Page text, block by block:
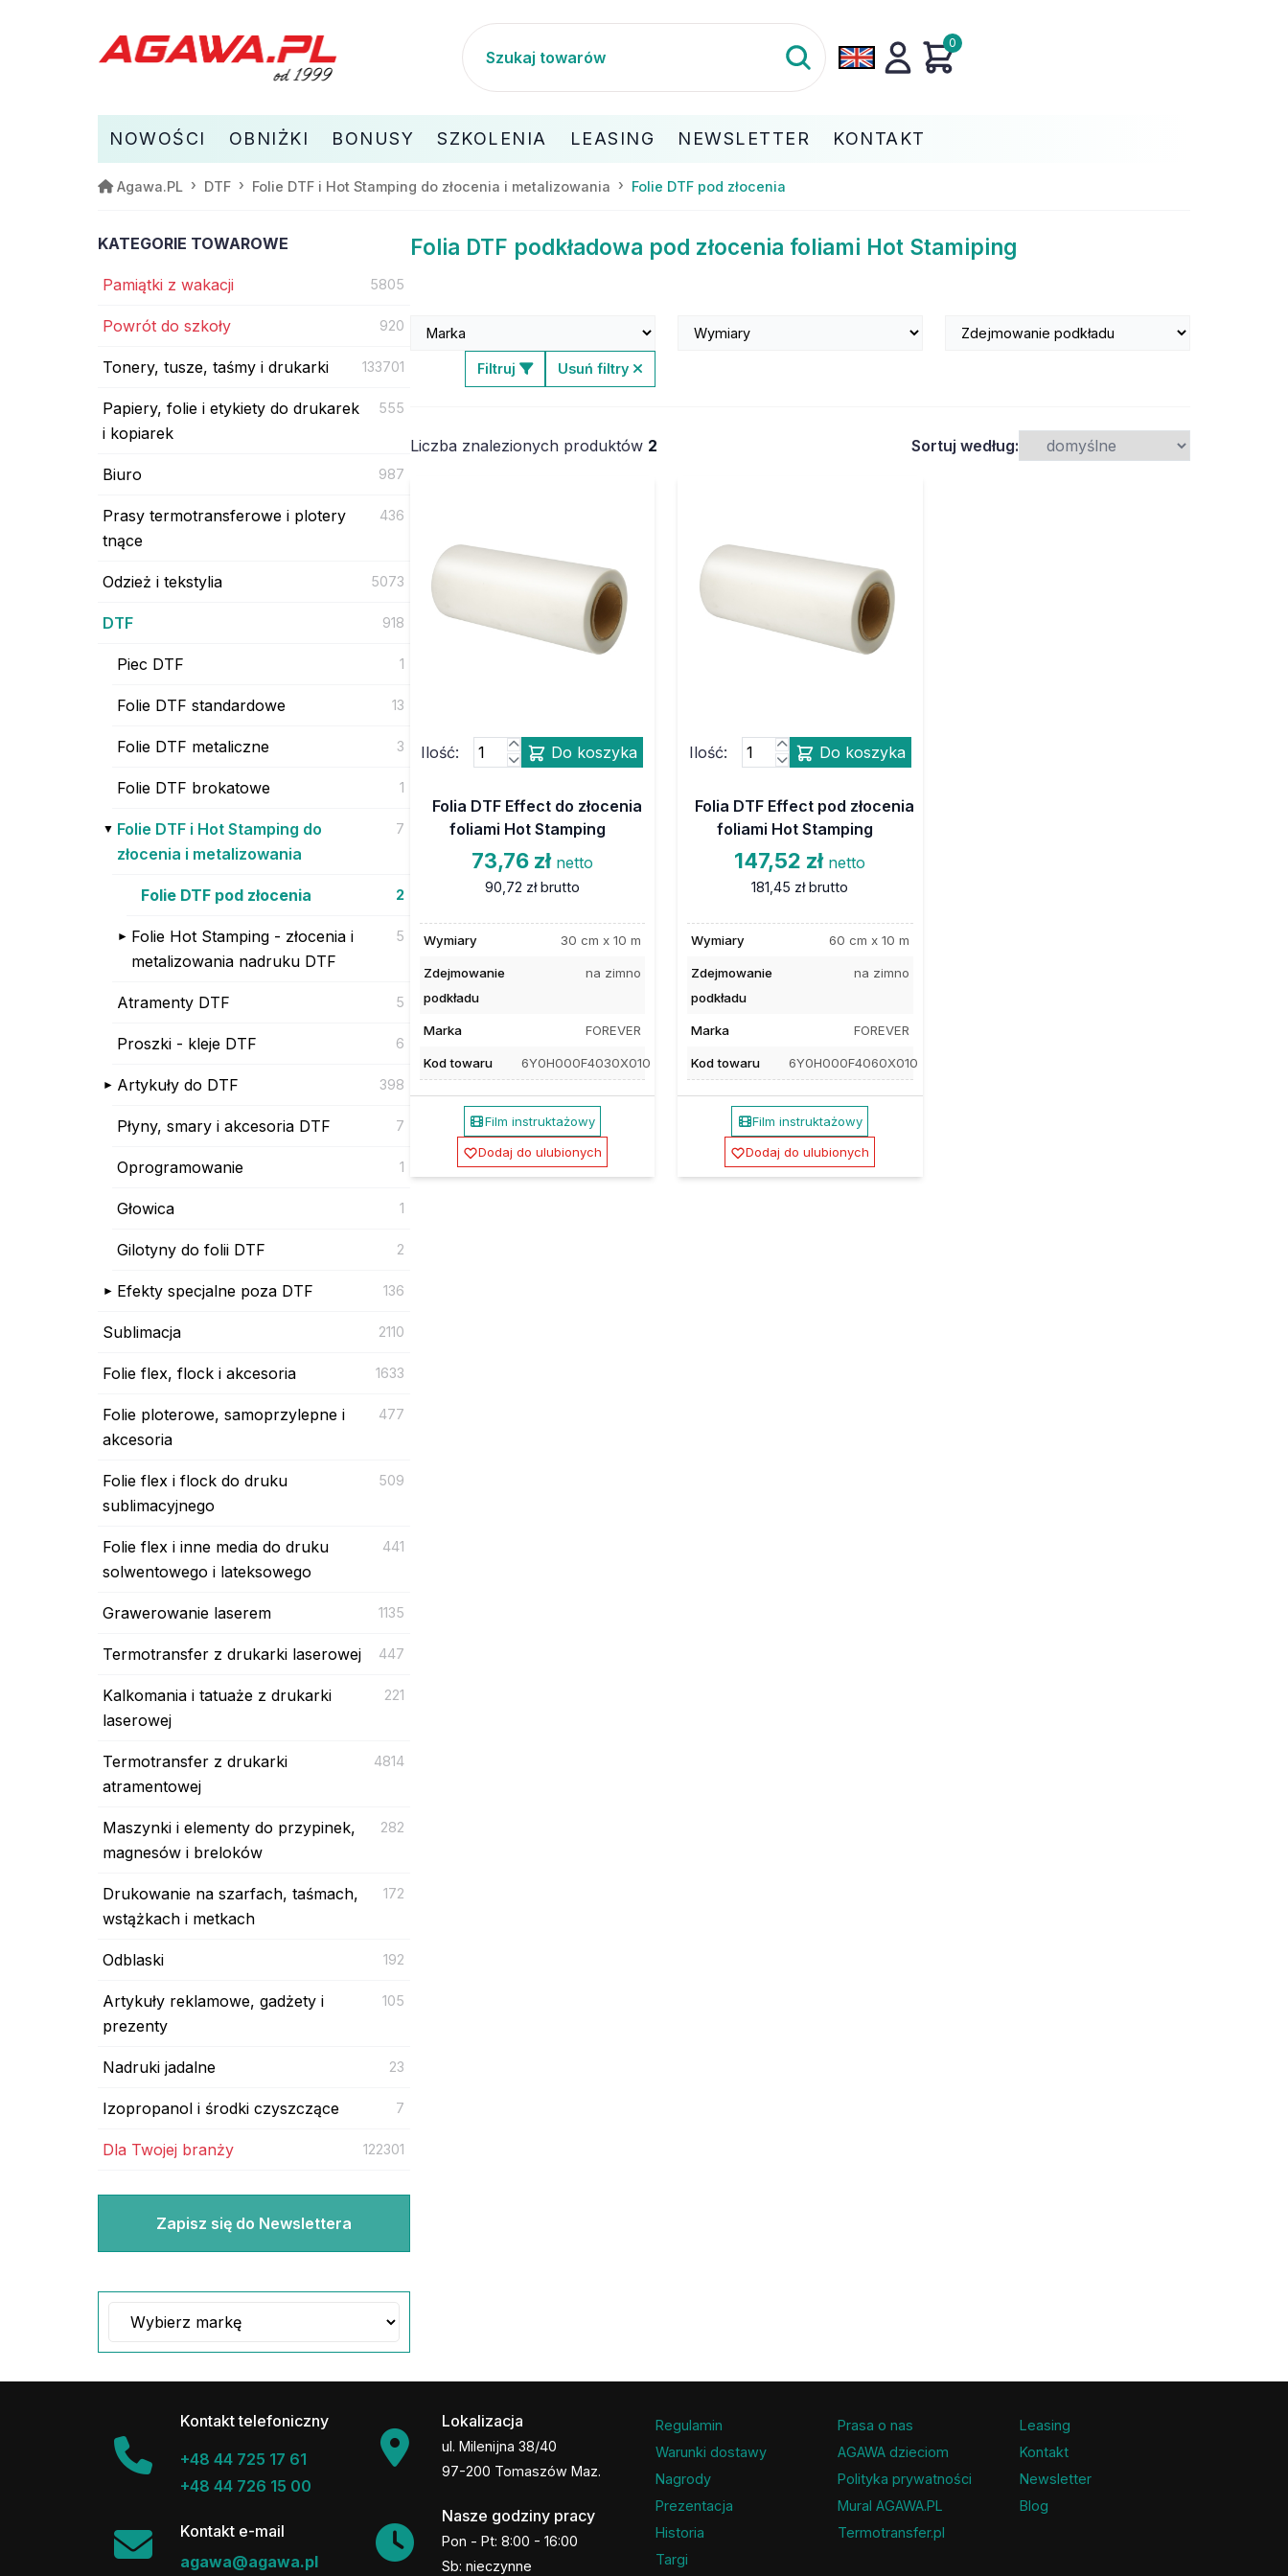
0
NOWOŚCI OBNIŻKI BONUSY SZKOLENIA LEASING NEWSLETTER KONTAKT
Agawa.PL DTF Folie DTF i Hot Stamping do złocenia i metalizowania Folie DTF pod złocenia
KATEGORIE TOWAROWE
Pamiątki z wakacji 5805
Powrót do szkoły 920
Tonery, tusze, taśmy i drukarki 133701
Papiery, folie i etykiety do drukarek
i kopiarek
555
Biuro 987
Prasy termotransferowe i plotery
tnące
436
Odzież i tekstylia 5073
DTF 918
Piec DTF 1
Folie DTF standardowe 13
Folie DTF metaliczne 3
Folie DTF brokatowe 1
Folie DTF i Hot Stamping do
złocenia i metalizowania
7
Folie DTF pod złocenia 2
Folie Hot Stamping - złocenia i
metalizowania nadruku DTF
5
Atramenty DTF 5
Proszki - kleje DTF 6
Artykuły do DTF 398
Płyny, smary i akcesoria DTF 7
Oprogramowanie 1
Głowica 1
Gilotyny do folii DTF 2
Efekty specjalne poza DTF 136
Sublimacja 2110
Folie flex, flock i akcesoria 1633
Folie ploterowe, samoprzylepne i
akcesoria
477
Folie flex i flock do druku
sublimacyjnego
509
Folie flex i inne media do druku
solwentowego i lateksowego
441
Grawerowanie laserem 1135
Termotransfer z drukarki laserowej 447
Kalkomania i tatuaże z drukarki
laserowej
221
Termotransfer z drukarki
atramentowej
4814
Maszynki i elementy do przypinek,
magnesów i breloków
282
Drukowanie na szarfach, taśmach,
wstążkach i metkach
172
Odblaski 192
Artykuły reklamowe, gadżety i
prezenty
105
Nadruki jadalne 23
Izopropanol i środki czyszczące 7
Dla Twojej branży 122301
Zapisz się do Newslettera
Folia DTF podkładowa pod złocenia foliami Hot Stamiping
Filtruj Usuń filtry
Liczba znalezionych produktów 2 Sortuj według:
Ilość: Do koszyka
Folia DTF Effect do złocenia
foliami Hot Stamping
73,76 zł netto
90,72 zł brutto
Wymiary 30 cm x 10 m
Zdejmowanie
podkładu
na zimno
Marka FOREVER
Kod towaru 6Y0H000F4030X010
Film instruktażowy
Dodaj do ulubionych
Ilość: Do koszyka
Folia DTF Effect pod złocenia
foliami Hot Stamping
147,52 zł netto
181,45 zł brutto
Wymiary 60 cm x 10 m
Zdejmowanie
podkładu
na zimno
Marka FOREVER
Kod towaru 6Y0H000F4060X010
Film instruktażowy
Dodaj do ulubionych
Kontakt telefoniczny
+48 44 725 17 61
+48 44 726 15 00
Kontakt e-mail
agawa@agawa.pl
Lokalizacja
ul. Milenijna 38/40
97-200 Tomaszów Maz.
Nasze godziny pracy
Pon - Pt: 8:00 - 16:00
Sb: nieczynne
Regulamin
Warunki dostawy
Nagrody
Prezentacja
Historia
Targi
Prasa o nas
AGAWA dzieciom
Polityka prywatności
Mural AGAWA.PL
Termotransfer.pl
Leasing
Kontakt
Newsletter
Blog